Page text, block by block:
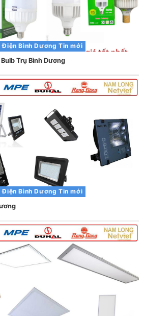
Điện Bình Dương Tin mới
Trụ Bình Dương
Điện Bình Dương Tin mới